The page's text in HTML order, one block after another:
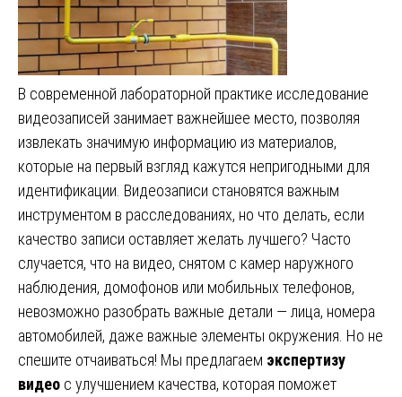
В современной лабораторной практике исследование
видеозаписей занимает важнейшее место, позволяя
извлекать значимую информацию из материалов,
которые на первый взгляд кажутся непригодными для
идентификации. Видеозаписи становятся важным
инструментом в расследованиях, но что делать, если
качество записи оставляет желать лучшего? Часто
случается, что на видео, снятом с камер наружного
наблюдения, домофонов или мобильных телефонов,
невозможно разобрать важные детали — лица, номера
автомобилей, даже важные элементы окружения. Но не
спешите отчаиваться! Мы предлагаем экспертизу
видео с улучшением качества, которая поможет